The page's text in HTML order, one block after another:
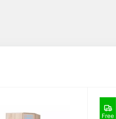
Free